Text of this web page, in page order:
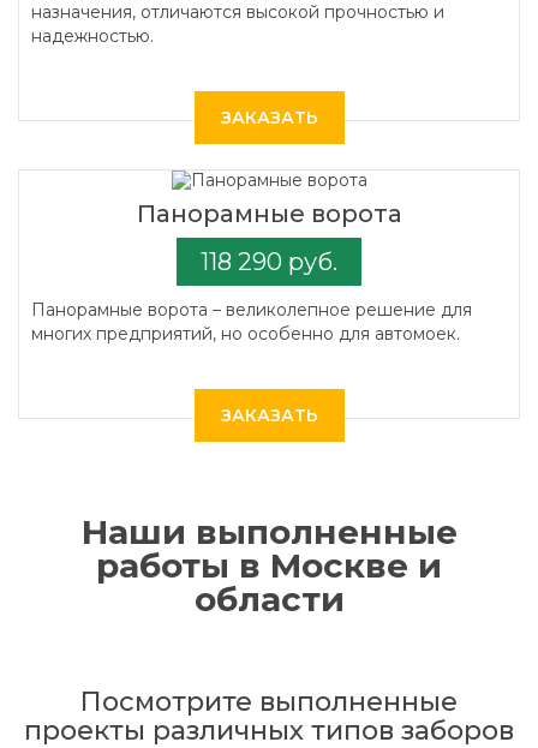
назначения, отличаются высокой прочностью и
надежностью.
ЗАКАЗАТЬ
Панорамные ворота
118 290 руб.
Панорамные ворота – великолепное решение для
многих предприятий, но особенно для автомоек.
ЗАКАЗАТЬ
Наши выполненные
работы в Москве и
области
Посмотрите выполненные
проекты различных типов заборов